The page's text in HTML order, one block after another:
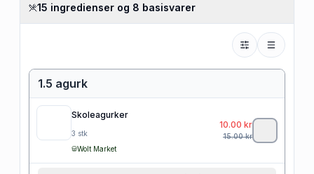
15 ingredienser og 8 basisvarer
1.5 agurk
Skoleagurker
3 stk
Wolt Market
10.00 kr
15.00kr